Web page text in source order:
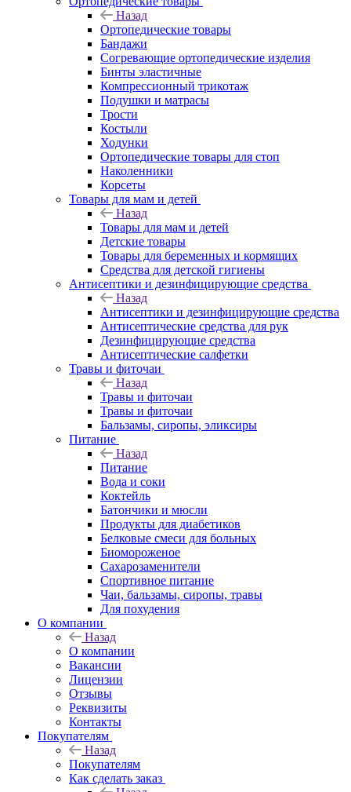
Назад
Ортопедические товары
Бандажи
Согревающие ортопедические изделия
Бинты эластичные
Компрессионный трикотаж
Подушки и матрасы
Трости
Костыли
Ходунки
Ортопедические товары для стоп
Наколенники
Корсеты
Товары для мам и детей
Назад
Товары для мам и детей
Детские товары
Товары для беременных и кормящих
Средства для детской гигиены
Антисептики и дезинфицирующие средства
Назад
Антисептики и дезинфицирующие средства
Антисептические средства для рук
Дезинфицирующие средства
Антисептические салфетки
Травы и фиточаи
Назад
Травы и фиточаи
Травы и фиточаи
Бальзамы, сиропы, эликсиры
Питание
Назад
Питание
Вода и соки
Коктейль
Батончики и мюсли
Продукты для диабетиков
Белковые смеси для больных
Биомороженое
Сахарозаменители
Спортивное питание
Чаи, бальзамы, сиропы, травы
Для похудения
О компании
Назад
О компании
Вакансии
Лицензии
Отзывы
Реквизиты
Контакты
Покупателям
Назад
Покупателям
Как сделать заказ